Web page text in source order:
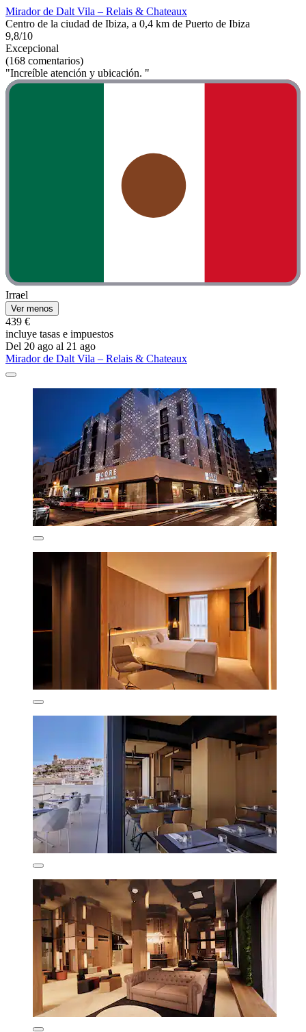
Mirador de Dalt Vila – Relais & Chateaux
Centro de la ciudad de Ibiza, a 0,4 km de Puerto de Ibiza
9,8/10
Excepcional
(168 comentarios)
"Increíble atención y ubicación. "
Irrael
Ver menos
439 €
incluye tasas e impuestos
Del 20 ago al 21 ago
Mirador de Dalt Vila – Relais & Chateaux